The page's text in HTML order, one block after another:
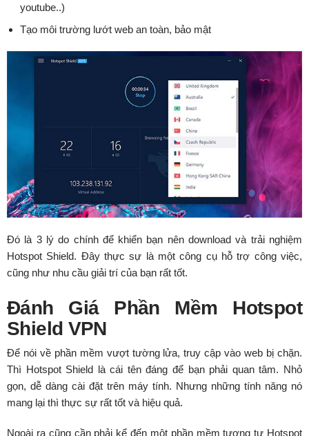
youtube..)
Tạo môi trường lướt web an toàn, bảo mật
Đó là 3 lý do chính để khiển bạn nên download và trải nghiệm
Hotspot Shield. Đây thực sự là một công cụ hỗ trợ công việc,
cũng như nhu cầu giải trí của bạn rất tốt.
Đánh Giá Phần Mềm Hotspot
Shield VPN
Để nói về phần mềm vượt tường lửa, truy cập vào web bị chặn.
Thì Hotspot Shield là cái tên đáng để bạn phải quan tâm. Nhỏ
gọn, dễ dàng cài đặt trên máy tính. Nhưng những tính năng nó
mang lại thì thực sự rất tốt và hiệu quả.
Ngoài ra cũng cần phải kể đến một phần mềm tương tự Hotspot